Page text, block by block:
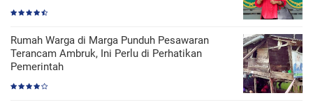
Rumah Warga di Marga Punduh Pesawaran
Terancam Ambruk, Ini Perlu di Perhatikan
Pemerintah